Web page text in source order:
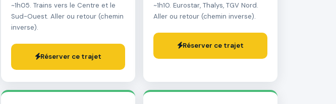
~1h05. Trains vers le Centre et le
Sud-Ouest. Aller ou retour (chemin
inverse).
Réserver ce trajet
~1h10. Eurostar, Thalys, TGV Nord.
Aller ou retour (chemin inverse).
Réserver ce trajet